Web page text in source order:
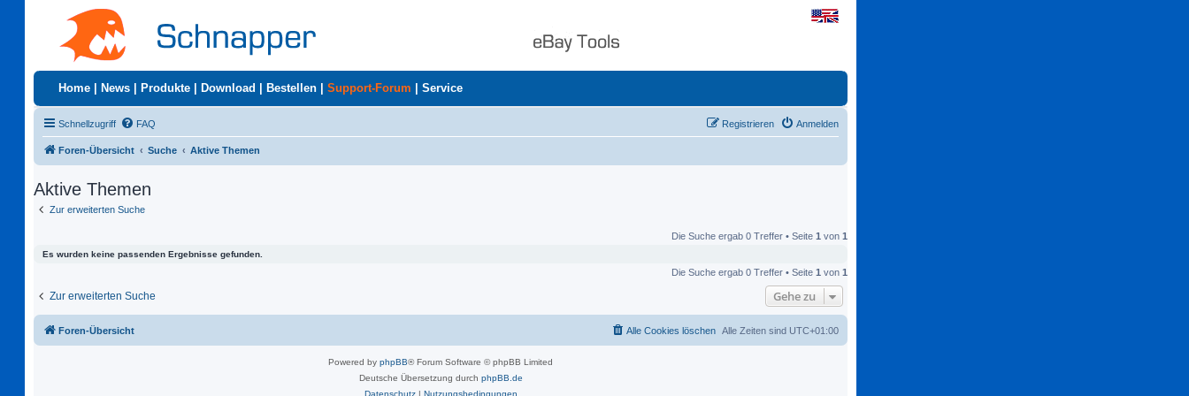
Home News Produkte Download Bestellen Support-Forum Service
Schnellzugriff FAQ Anmelden
Registrieren
Foren-Übersicht Suche Aktive Themen
Aktive Themen
Zur erweiterten Suche
Die Suche ergab 0 Treffer • Seite 1 von 1
Es wurden keine passenden Ergebnisse gefunden.
Die Suche ergab 0 Treffer • Seite 1 von 1
Zur erweiterten Suche Gehe zu
Foren-Übersicht Alle Zeiten sind UTC+01:00
Alle Cookies löschen
Powered by phpBB® Forum Software © phpBB Limited
Deutsche Übersetzung durch phpBB.de
Datenschutz| Nutzungsbedingungen